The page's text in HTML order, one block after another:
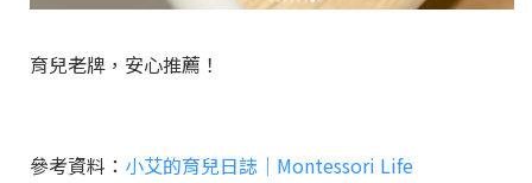
育兒老牌，安心推薦！
參考資料： 小艾的育兒日誌｜Montessori Life